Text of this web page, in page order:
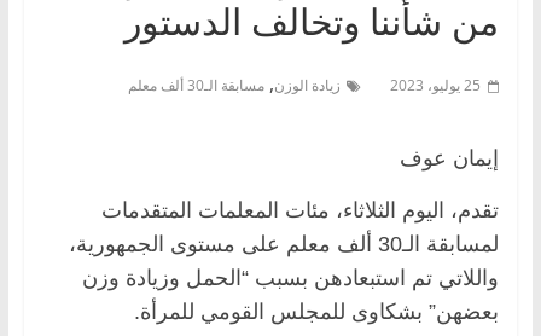
من شأننا وتخالف الدستور
25 يوليو، 2023 زيادة الوزن, مسابقة الـ30 ألف معلم
إيمان عوف
تقدم، اليوم الثلاثاء، مئات المعلمات المتقدمات
لمسابقة الـ30 ألف معلم على مستوى الجمهورية،
واللاتي تم استبعادهن بسبب “الحمل وزيادة وزن
بعضهن” بشكاوى للمجلس القومي للمرأة.